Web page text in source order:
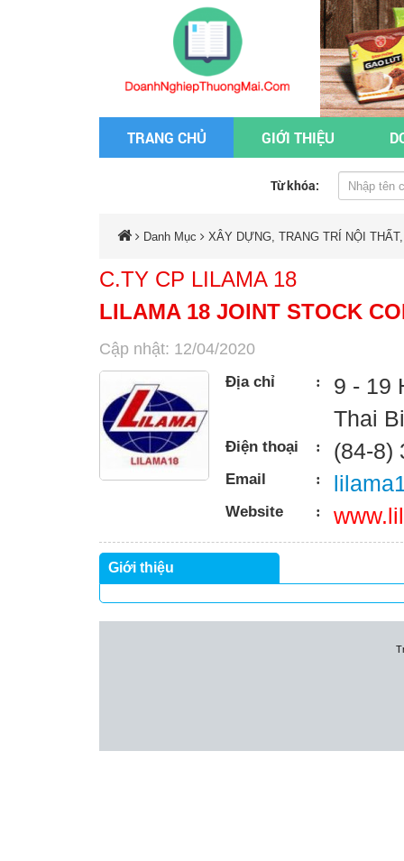
TRANG CHỦ GIỚI THIỆU
Từ khóa:
Danh Mục XÂY DỰNG, TRANG TRÍ NỘI
C.TY CP LILAMA 18
LILAMA 18 JOINT STOCK
Cập nhật: 12/04/2020
Địa chỉ :
9 - 19
Thai
Điện thoại : (84-8)
Email :
Website :
Giới thiệu